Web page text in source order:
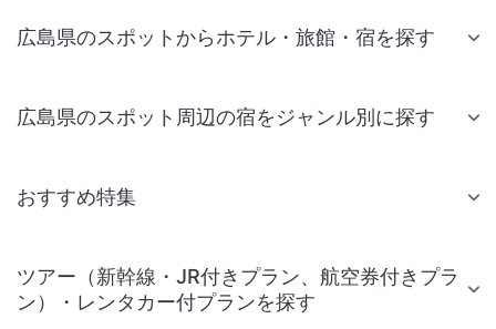
広島県のスポットからホテル・旅館・宿を探す
広島県のスポット周辺の宿をジャンル別に探す
おすすめ特集
ツアー（新幹線・JR付きプラン、航空券付きプラ
ン）・レンタカー付プランを探す